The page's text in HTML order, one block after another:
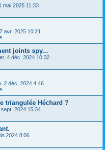
mai 2025 11:33
avr. 2025 10:21
joints spy...
4 déc. 2024 10:32
2 déc. 2024 4:46
triangulée Héchard ?
sept. 2024 15:34
2024 8:06